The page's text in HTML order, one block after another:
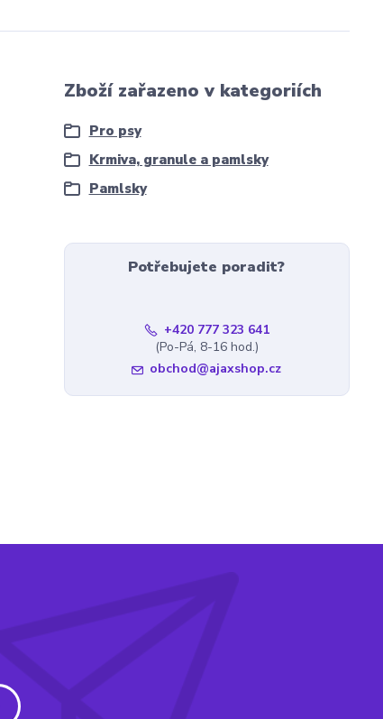
Zboží zařazeno v kategoriích
Pro psy
Krmiva, granule a pamlsky
Pamlsky
Potřebujete poradit?
+420 777 323 641
(Po-Pá, 8-16 hod.)
obchod@ajaxshop.cz